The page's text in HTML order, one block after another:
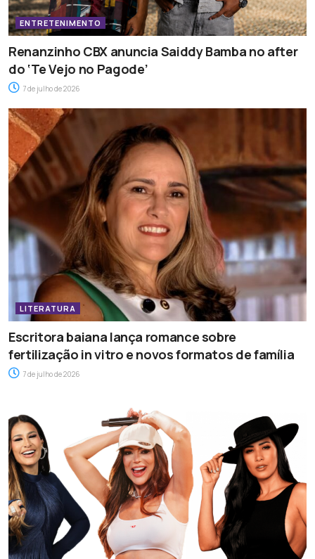
ENTRETENIMENTO
Renanzinho CBX anuncia Saiddy Bamba no after
do ‘Te Vejo no Pagode’
7 de julho de 2026
LITERATURA
Escritora baiana lança romance sobre
fertilização in vitro e novos formatos de família
7 de julho de 2026